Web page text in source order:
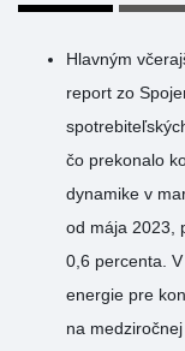
Hlavným
report zo
čo prekonalo
dynamike v
od mája 2023,
0,6 percenta.
energie pre
na